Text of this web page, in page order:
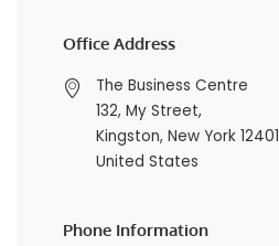
Office Address
The Business Centre
132, My Street,
Kingston, New York 12401
United States
Phone Information